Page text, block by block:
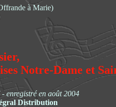
à Marie)
Notre-Dame et
- enregistré en août 2004
Distribution